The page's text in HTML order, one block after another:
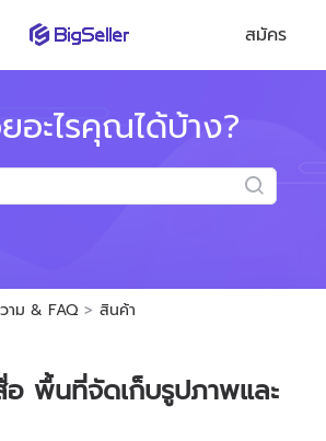
สมัคร
ยอะไรคุณได้บ้าง?
าม & FAQ สินค้า
พื้นที่จัดเก็บรูปภาพและ